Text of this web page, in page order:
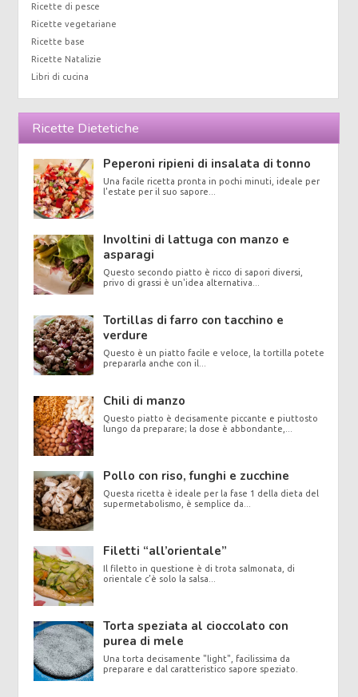
Ricette di pesce
Ricette vegetariane
Ricette base
Ricette Natalizie
Libri di cucina
Ricette Dietetiche
Peperoni ripieni di insalata di tonno
Una facile ricetta pronta in pochi minuti, ideale per
l'estate per il suo sapore...
Involtini di lattuga con manzo e
asparagi
Questo secondo piatto è ricco di sapori diversi,
privo di grassi è un'idea alternativa...
Tortillas di farro con tacchino e
verdure
Questo è un piatto facile e veloce, la tortilla potete
prepararla anche con il...
Chili di manzo
Questo piatto è decisamente piccante e piuttosto
lungo da preparare; la dose è abbondante,...
Pollo con riso, funghi e zucchine
Questa ricetta è ideale per la fase 1 della dieta del
supermetabolismo, è semplice da...
Filetti “all’orientale”
Il filetto in questione è di trota salmonata, di
orientale c’è solo la salsa...
Torta speziata al cioccolato con
purea di mele
Una torta decisamente "light", facilissima da
preparare e dal caratteristico sapore speziato.